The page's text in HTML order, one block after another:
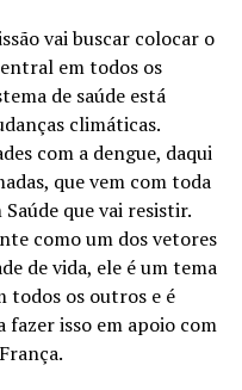
vai buscar colocar o
em todos os
de saúde está
climáticas.
com a dengue, daqui
que vem com toda
que vai resistir.
como um dos vetores
de vida, ele é um tema
todos os outros e é
isso em apoio com